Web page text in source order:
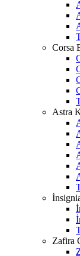
Corsa
Astra
Zafira